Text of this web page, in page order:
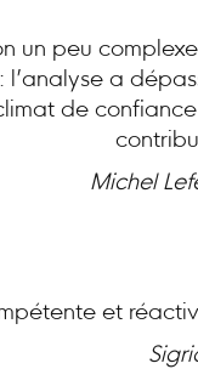
un peu
l’analyse a
de
Michel
et